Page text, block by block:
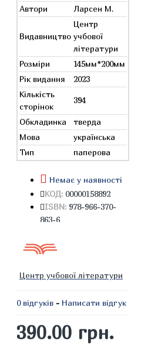
Автори Ларсен М.
Видавництво
Центр
учбової
літератури
Розміри
145мм*200мм
Рік видання
2023
Кількість
сторінок
394
Обкладинка
тверда
Мова
українська
Тип
паперова
Немає у наявності
КОД: 00000158892
ISBN: 978-966-370-
863-6
Центр учбової літератури
0 відгуків - Написати відгук
390.00 грн.